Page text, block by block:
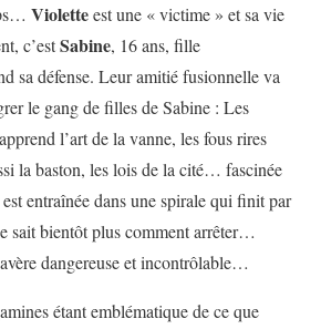
Violetteest une « victime » et sa vie
c’estSabine, 16 ans, fille
sa défense. Leur amitié fusionnelle va
le gang de filles de Sabine : Les
apprend l’art de la vanne, les fous rires
la baston, les lois de la cité… fascinée
est entraînée dans une spirale qui finit par
sait bientôt plus comment arrêter…
dangereuse et incontrôlable…
étant emblématique de ce que